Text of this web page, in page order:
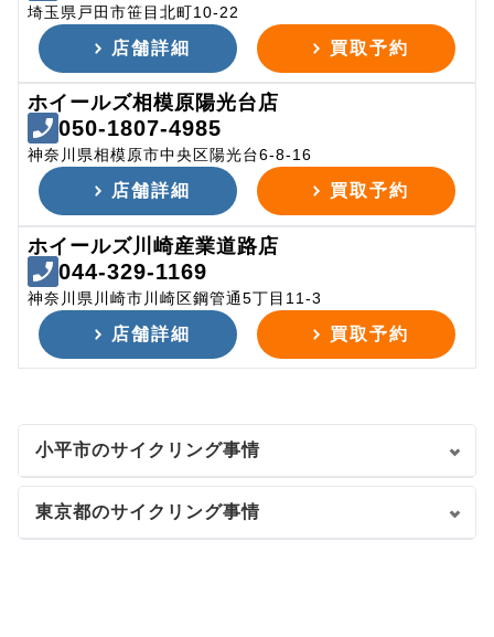
埼玉県戸田市笹目北町10-22
店舗詳細 買取予約
ホイールズ相模原陽光台店
050-1807-4985
神奈川県相模原市中央区陽光台6-8-16
店舗詳細 買取予約
ホイールズ川崎産業道路店
044-329-1169
神奈川県川崎市川崎区鋼管通5丁目11-3
店舗詳細 買取予約
小平市のサイクリング事情
東京都のサイクリング事情